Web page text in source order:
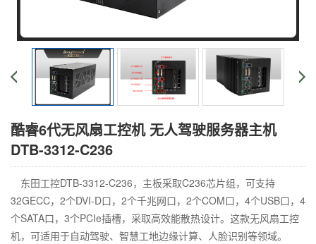
酷睿6代无风扇工控机 无人驾驶服务器主机
DTB-3312-C236
东田工控DTB-3312-C236，主板采取C236芯片组，可支持
32GECC，2个DVI-D口，2个千兆网口，2个COM口，4个USB口，4
个SATA口，3个PCIe插槽，采取高效能散热设计。这款无风扇工控
机，可适用于自动驾驶、智慧工地边缘计算、人脸识别等领域。